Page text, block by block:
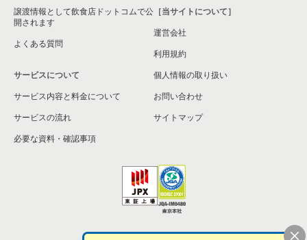
譲渡情報として飲食店ドットコムで公
開されます
よくある質問
サービスについて
サービス内容と料金について
サービスの流れ
必要な資料・確認事項
［当サイトについて］
運営会社
利用規約
個人情報の取り扱い
お問い合わせ
サイトマップ